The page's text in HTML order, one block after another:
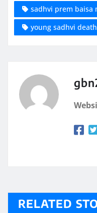
sadhvi prem baisa
young sadhvi death
RELATED